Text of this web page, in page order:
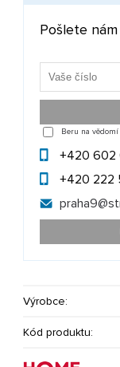
Pošlete
Beru na
+420 602
+420 222
praha9@
Výrobce:
Kód produktu: